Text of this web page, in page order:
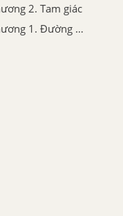
2. Tam giác
Lý thuyết Ôn tập chương 1. Đường thẳng vuông góc. Đường thẳng song song